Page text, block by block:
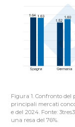
Figura 1. Confronto del
principali mercati
e del 2024. Fonte:
una resa del 76%.